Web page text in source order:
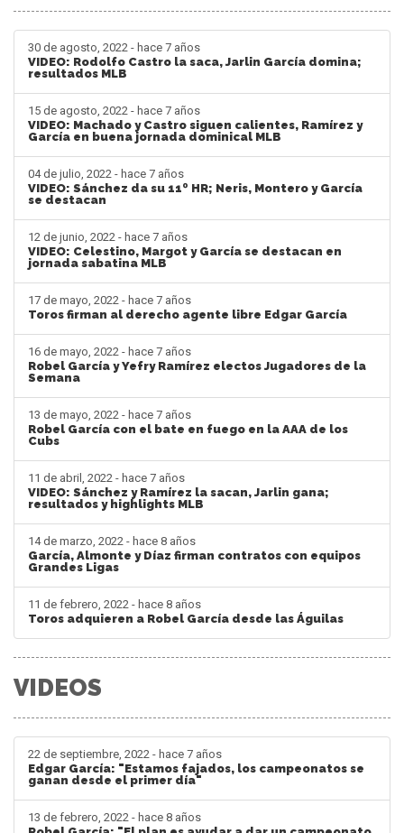
30 de agosto, 2022 - hace 7 años
VIDEO: Rodolfo Castro la saca, Jarlin García domina;
resultados MLB
15 de agosto, 2022 - hace 7 años
VIDEO: Machado y Castro siguen calientes, Ramírez y
García en buena jornada dominical MLB
04 de julio, 2022 - hace 7 años
VIDEO: Sánchez da su 11º HR; Neris, Montero y García
se destacan
12 de junio, 2022 - hace 7 años
VIDEO: Celestino, Margot y García se destacan en
jornada sabatina MLB
17 de mayo, 2022 - hace 7 años
Toros firman al derecho agente libre Edgar García
16 de mayo, 2022 - hace 7 años
Robel García y Yefry Ramírez electos Jugadores de la
Semana
13 de mayo, 2022 - hace 7 años
Robel García con el bate en fuego en la AAA de los
Cubs
11 de abril, 2022 - hace 7 años
VIDEO: Sánchez y Ramírez la sacan, Jarlin gana;
resultados y highlights MLB
14 de marzo, 2022 - hace 8 años
García, Almonte y Díaz firman contratos con equipos
Grandes Ligas
11 de febrero, 2022 - hace 8 años
Toros adquieren a Robel García desde las Águilas
VIDEOS
22 de septiembre, 2022 - hace 7 años
Edgar García: "Estamos fajados, los campeonatos se
ganan desde el primer día"
13 de febrero, 2022 - hace 8 años